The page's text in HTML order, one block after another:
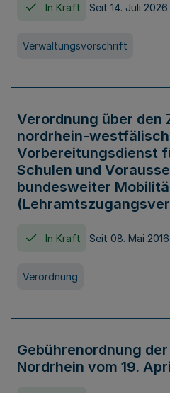
In Kraft Seit 14. Juli 2026
Verwaltungsvorschrift
Verordnung über den
nordrhein-
Vorbereitungsdienst
Schulen und
bundesweiter
In Kraft Seit 08. Mai 2016
Verordnung
Gebührenordnung
Nordrhein vom 19.